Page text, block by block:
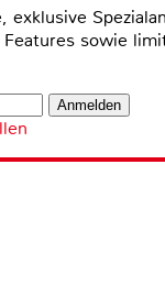
exklusive
sowie